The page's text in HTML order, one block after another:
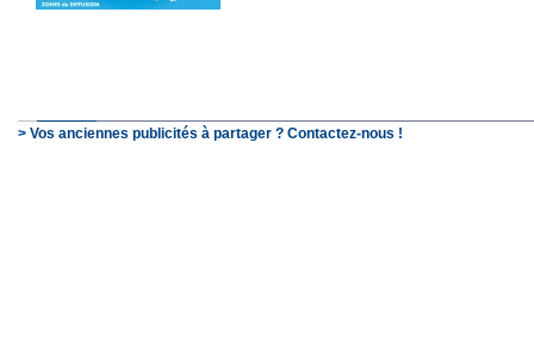
> Vos anciennes publicités à partager ? Contactez-nous !